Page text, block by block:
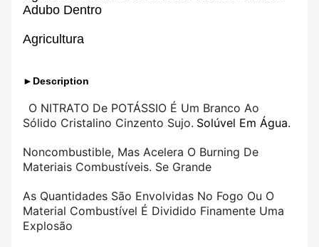
Adubo Dentro
Agricultura
►Description
O NITRATO De POTÁSSIO É Um Branco Ao
Sólido Cristalino Cinzento Sujo. Solúvel Em Água.
Noncombustible, Mas Acelera O Burning De
Materiais Combustíveis. Se Grande
As Quantidades São Envolvidas No Fogo Ou O
Material Combustível É Dividido Finamente Uma
Explosão